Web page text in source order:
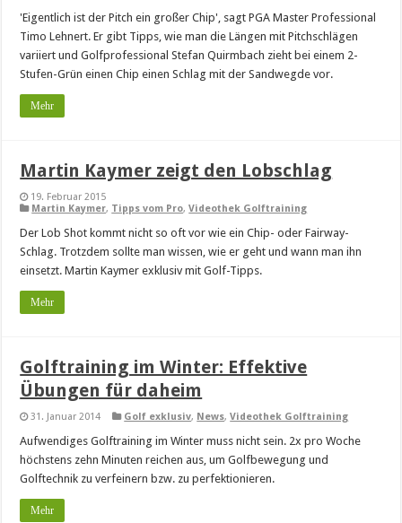
'Eigentlich ist der Pitch ein großer Chip', sagt PGA Master Professional
Timo Lehnert. Er gibt Tipps, wie man die Längen mit Pitchschlägen
variiert und Golfprofessional Stefan Quirmbach zieht bei einem 2-
Stufen-Grün einen Chip einen Schlag mit der Sandwegde vor.
Mehr
Martin Kaymer zeigt den Lobschlag
19. Februar 2015
Martin Kaymer, Tipps vom Pro,Videothek Golftraining
Der Lob Shot kommt nicht so oft vor wie ein Chip- oder Fairway-
Schlag. Trotzdem sollte man wissen, wie er geht und wann man ihn
einsetzt. Martin Kaymer exklusiv mit Golf-Tipps.
Mehr
Golftraining im Winter: Effektive
Übungen für daheim
31. Januar 2014 Golf exklusiv, News,Videothek Golftraining
Aufwendiges Golftraining im Winter muss nicht sein. 2x pro Woche
höchstens zehn Minuten reichen aus, um Golfbewegung und
Golftechnik zu verfeinern bzw. zu perfektionieren.
Mehr